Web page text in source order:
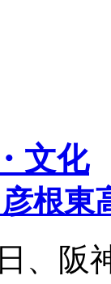
文化
根東
、阪